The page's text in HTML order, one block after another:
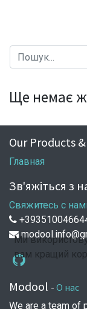
Ще немає
Our Products
Главная
Зв'яжіться з
Свяжитесь с
Modool - О нас
We are a team of
Ми
вам кращий